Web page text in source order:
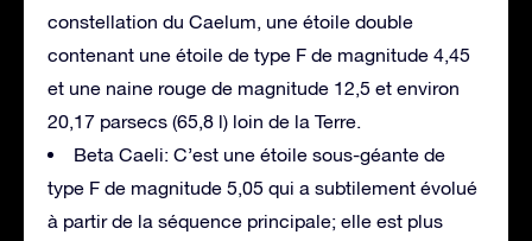
constellation du Caelum, une étoile double
contenant une étoile de type F de magnitude 4,45
et une naine rouge de magnitude 12,5 et environ
20,17 parsecs (65,8 l) loin de la Terre.
Beta Caeli: C’est une étoile sous-géante de
type F de magnitude 5,05 qui a subtilement évolué
à partir de la séquence principale; elle est plus